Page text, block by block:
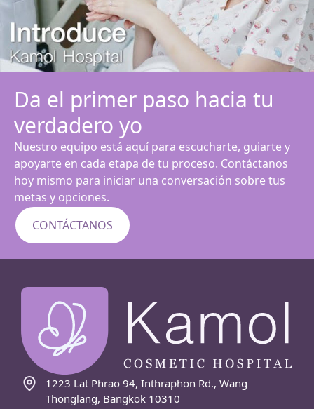
Da el primer paso hacia tu
verdadero yo
Nuestro equipo está aquí para escucharte, guiarte y
apoyarte en cada etapa de tu proceso. Contáctanos
hoy mismo para iniciar una conversación sobre tus
metas y opciones.
CONTÁCTANOS
1223 Lat Phrao 94, Inthraphon Rd., Wang
Thonglang, Bangkok 10310